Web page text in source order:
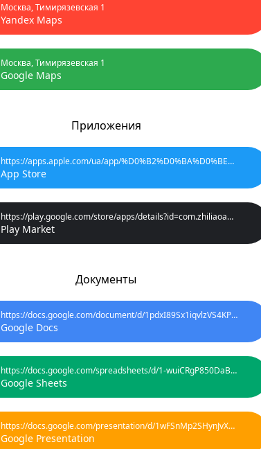
Москва, Тимирязевская 1
Yandex Maps
Москва, Тимирязевская 1
Google Maps
Приложения
https://apps.apple.com/ua/app/
App Store
https://play.google.com/store/apps/
Play Market
Документы
https://docs.google.com/document/d/
Google Docs
https://docs.google.com/spreadsheets/d/1-
Google Sheets
https://docs.google.com/presentation/d/
Google Presentation